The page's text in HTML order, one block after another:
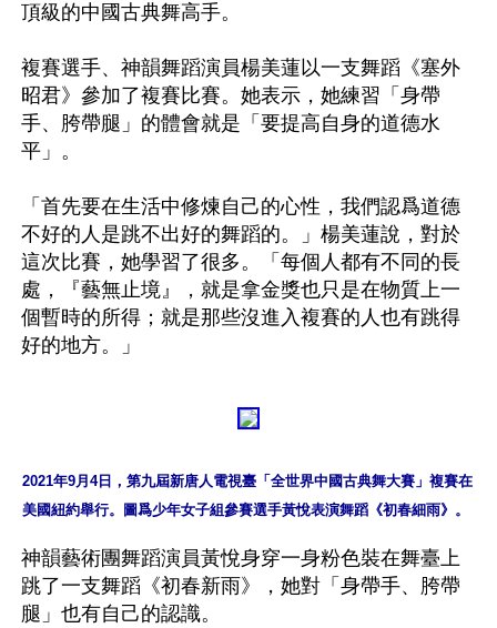
頂級的中國古典舞高手。
複賽選手、神韻舞蹈演員楊美蓮以一支舞蹈《塞外
昭君》參加了複賽比賽。她表示，她練習「身帶
手、胯帶腿」的體會就是「要提高自身的道德水
平」。
「首先要在生活中修煉自己的心性，我們認爲道德
不好的人是跳不出好的舞蹈的。」楊美蓮說，對於
這次比賽，她學習了很多。「每個人都有不同的長
處，『藝無止境』，就是拿金獎也只是在物質上一
個暫時的所得；就是那些沒進入複賽的人也有跳得
2021年9月4日，第九屆新唐人電視臺「全世界中國古典舞大賽」複賽在
美國紐約舉行。圖爲少年女子組參賽選手黃悅表演舞蹈《初春細雨》。
神韻藝術團舞蹈演員黃悅身穿一身粉色裝在舞臺上
跳了一支舞蹈《初春新雨》，她對「身帶手、胯帶
腿」也有自己的認識。